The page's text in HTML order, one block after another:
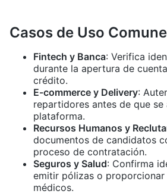
Casos de Uso
Fintech y Banca: Verifica
durante la apertura de
crédito.
E-commerce y Delivery:
repartidores antes de que se
plataforma.
Recursos Humanos y
documentos de candidatos
proceso de contratación.
Seguros y Salud: Confirma
emitir pólizas o
médicos.